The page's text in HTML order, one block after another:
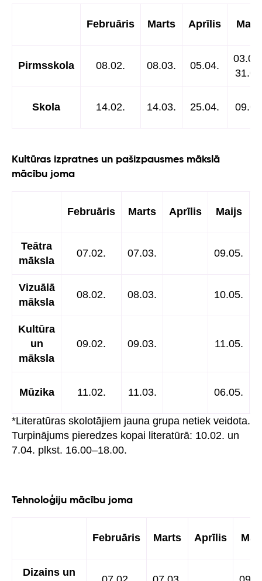
Februāris Marts Aprīlis Maijs
Pirmsskola 08.02. 08.03. 05.04.
Skola 14.02. 14.03. 25.04.
Kultūras izpratnes un pašizpausmes mākslā
mācību joma
Februāris Marts Aprīlis Maijs
Teātra
māksla
07.02. 07.03. 09.05.
Vizuālā
māksla
08.02. 08.03. 10.05.
Kultūra
un
māksla
09.02. 09.03. 11.05.
Mūzika 11.02. 11.03. 06.05.
*Literatūras skolotājiem jauna grupa netiek veidota.
Turpinājums pieredzes kopai literatūrā: 10.02. un
7.04. plkst. 16.00–18.00.
Tehnoloģiju mācību joma
Februāris Marts Aprīlis
Dizains un